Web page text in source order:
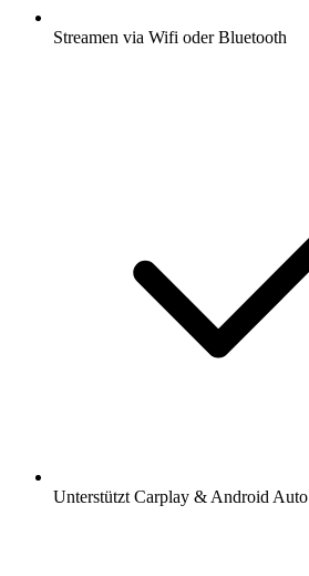
Streamen via Wifi oder Bluetooth
Unterstützt Carplay & Android Auto